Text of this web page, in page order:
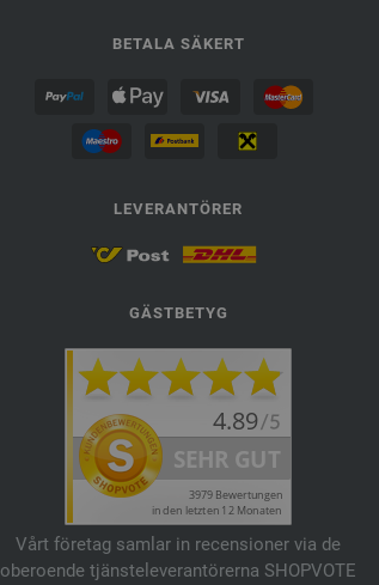
BETALA SÄKERT
LEVERANTÖRER
GÄSTBETYG
Vårt företag samlar in recensioner via de
oberoende tjänsteleverantörerna SHOPVOTE